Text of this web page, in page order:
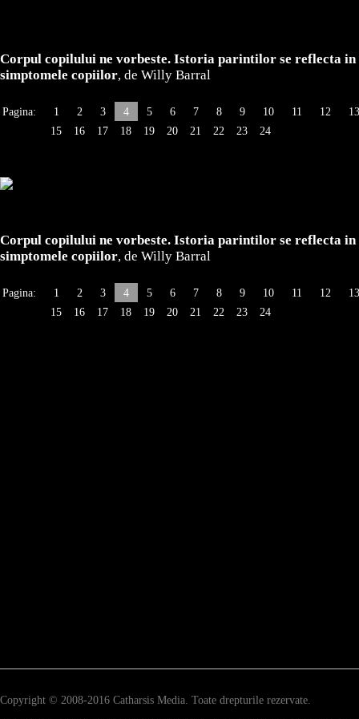
Corpul copilului ne vorbeste. Istoria parintilor se reflecta in
simptomele copiilor, de Willy Barral
Pagina: 1 2 3 4 5 6 7 8 9 10 11 12
13
15
16 17 18 19 20 21 22 23 24
Corpul copilului ne vorbeste. Istoria parintilor se reflecta in
simptomele copiilor, de Willy Barral
Pagina: 1 2 3 4 5 6 7 8 9 10 11 12
13
15
16 17 18 19 20 21 22 23 24
Copyright © 2008-2016 Catharsis Media. Toate drepturile rezervate.